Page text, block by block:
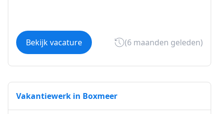
Bekijk vacature (6 maanden geleden)
Vakantiewerk in Boxmeer